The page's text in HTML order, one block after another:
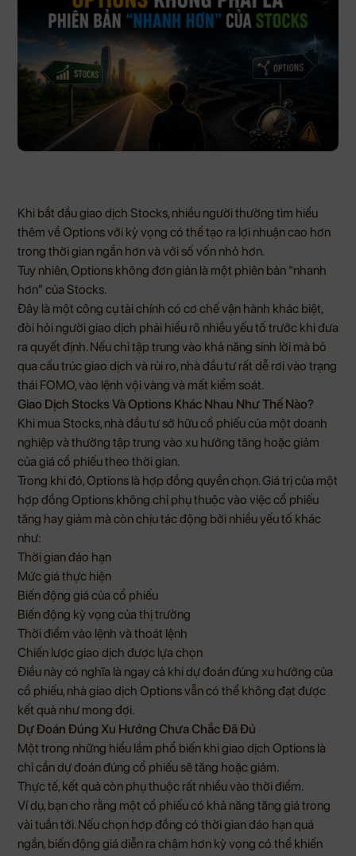
Khi bắt đầu giao dịch Stocks, nhiều người thường tìm hiểu
thêm về Options với kỳ vọng có thể tạo ra lợi nhuận cao hơn
trong thời gian ngắn hơn và với số vốn nhỏ hơn.
Tuy nhiên, Options không đơn giản là một phiên bản “nhanh
hơn” của Stocks.
Đây là một công cụ tài chính có cơ chế vận hành khác biệt,
đòi hỏi người giao dịch phải hiểu rõ nhiều yếu tố trước khi đưa
ra quyết định. Nếu chỉ tập trung vào khả năng sinh lời mà bỏ
qua cấu trúc giao dịch và rủi ro, nhà đầu tư rất dễ rơi vào trạng
thái FOMO, vào lệnh vội vàng và mất kiểm soát.
Giao Dịch Stocks Và Options Khác Nhau Như Thế Nào?
Khi mua Stocks, nhà đầu tư sở hữu cổ phiếu của một doanh
nghiệp và thường tập trung vào xu hướng tăng hoặc giảm
của giá cổ phiếu theo thời gian.
Trong khi đó, Options là hợp đồng quyền chọn. Giá trị của một
hợp đồng Options không chỉ phụ thuộc vào việc cổ phiếu
tăng hay giảm mà còn chịu tác động bởi nhiều yếu tố khác
như:
Thời gian đáo hạn
Mức giá thực hiện
Biến động giá của cổ phiếu
Biến động kỳ vọng của thị trường
Thời điểm vào lệnh và thoát lệnh
Chiến lược giao dịch được lựa chọn
Điều này có nghĩa là ngay cả khi dự đoán đúng xu hướng của
cổ phiếu, nhà giao dịch Options vẫn có thể không đạt được
kết quả như mong đợi.
Dự Đoán Đúng Xu Hướng Chưa Chắc Đã Đủ
Một trong những hiểu lầm phổ biến khi giao dịch Options là
chỉ cần dự đoán đúng cổ phiếu sẽ tăng hoặc giảm.
Thực tế, kết quả còn phụ thuộc rất nhiều vào thời điểm.
Ví dụ, bạn cho rằng một cổ phiếu có khả năng tăng giá trong
vài tuần tới. Nếu chọn hợp đồng có thời gian đáo hạn quá
ngắn, biến động giá diễn ra chậm hơn kỳ vọng có thể khiến